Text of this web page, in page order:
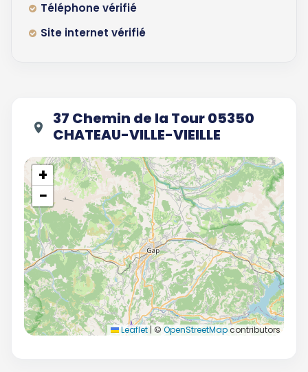
Téléphone vérifié
Site internet vérifié
37 Chemin de la Tour 05350
CHATEAU-VILLE-VIEILLE
+
−
Leaflet | © OpenStreetMapcontributors